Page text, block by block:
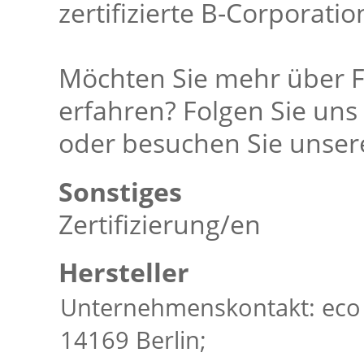
zertifizierte B-
Möchten Sie mehr über
erfahren? Folgen Sie
oder besuchen Sie
Sonstiges
Zertifizierung/en
Hersteller
Unternehmenskontakt:
14169 Berlin;